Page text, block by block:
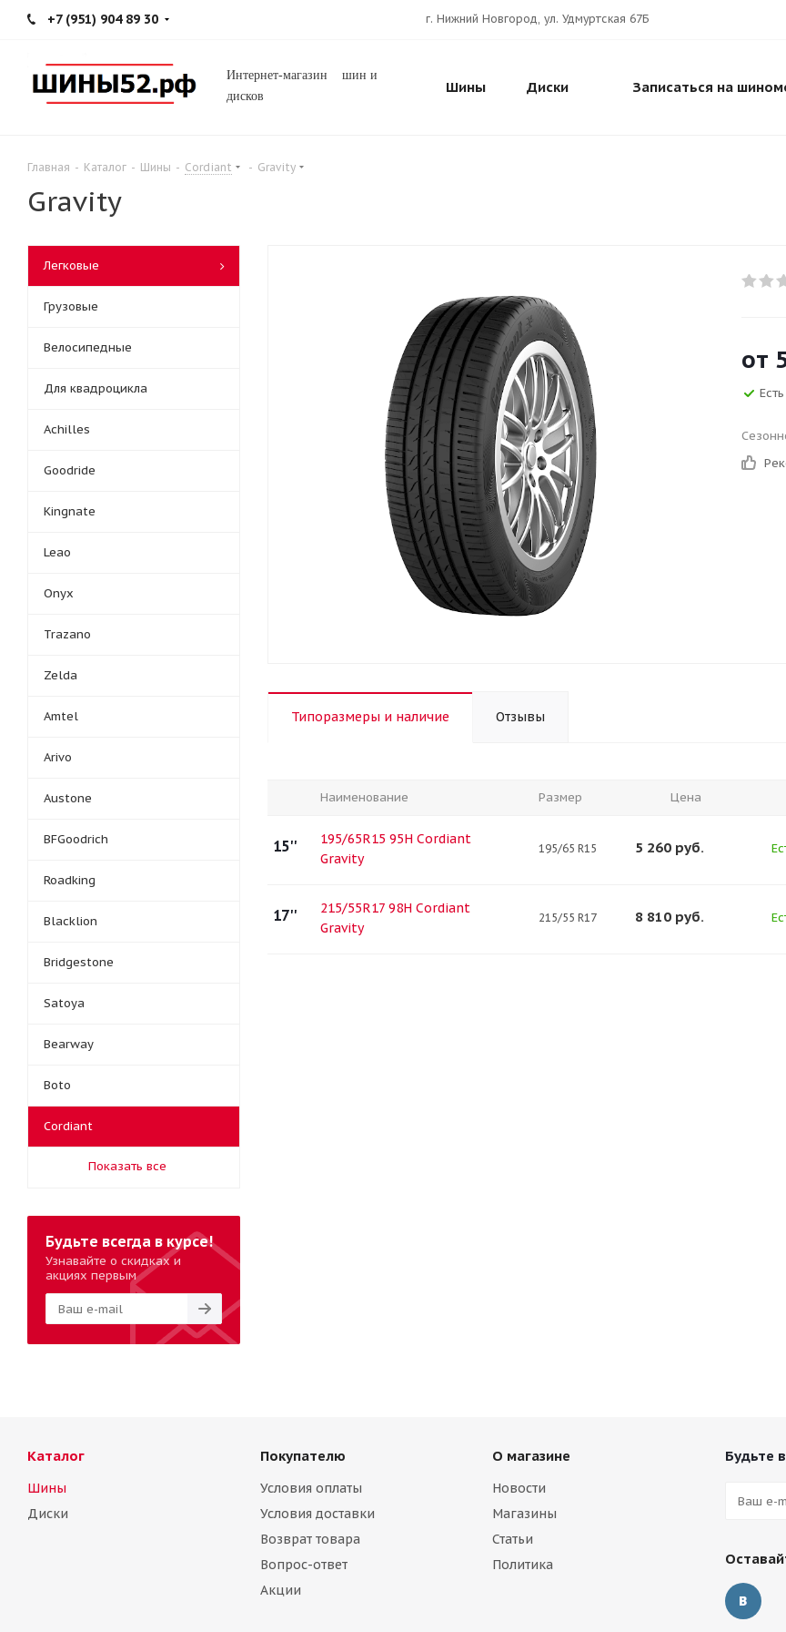
+7 (951) 904 89 30 г. Нижний Новгород, ул. Удмуртская 67Б
Интернет-магазин шин и
дисков
Шины Диски Записаться на
Главная - Каталог - Шины - Cordiant - Gravity
Gravity
от
Типоразмеры и наличие Отзывы
Наименование Размер Цена
15''
195/65R15 95H Cordiant
Gravity
195/65 R15 5 260 руб.
17''
215/55R17 98H Cordiant
Gravity
215/55 R17 8 810 руб.
Легковые
Грузовые
Велосипедные
Для квадроцикла
Achilles
Goodride
Kingnate
Leao
Onyx
Trazano
Zelda
Amtel
Arivo
Austone
BFGoodrich
Roadking
Blacklion
Bridgestone
Satoya
Bearway
Boto
Cordiant
Показать все
Будьте всегда в курсе!
Узнавайте о скидках и
акциях первым
Каталог
Шины
Диски
Покупателю
Условия оплаты
Условия доставки
Возврат товара
Вопрос-ответ
Акции
О магазине
Новости
Магазины
Статьи
Политика
Будьте